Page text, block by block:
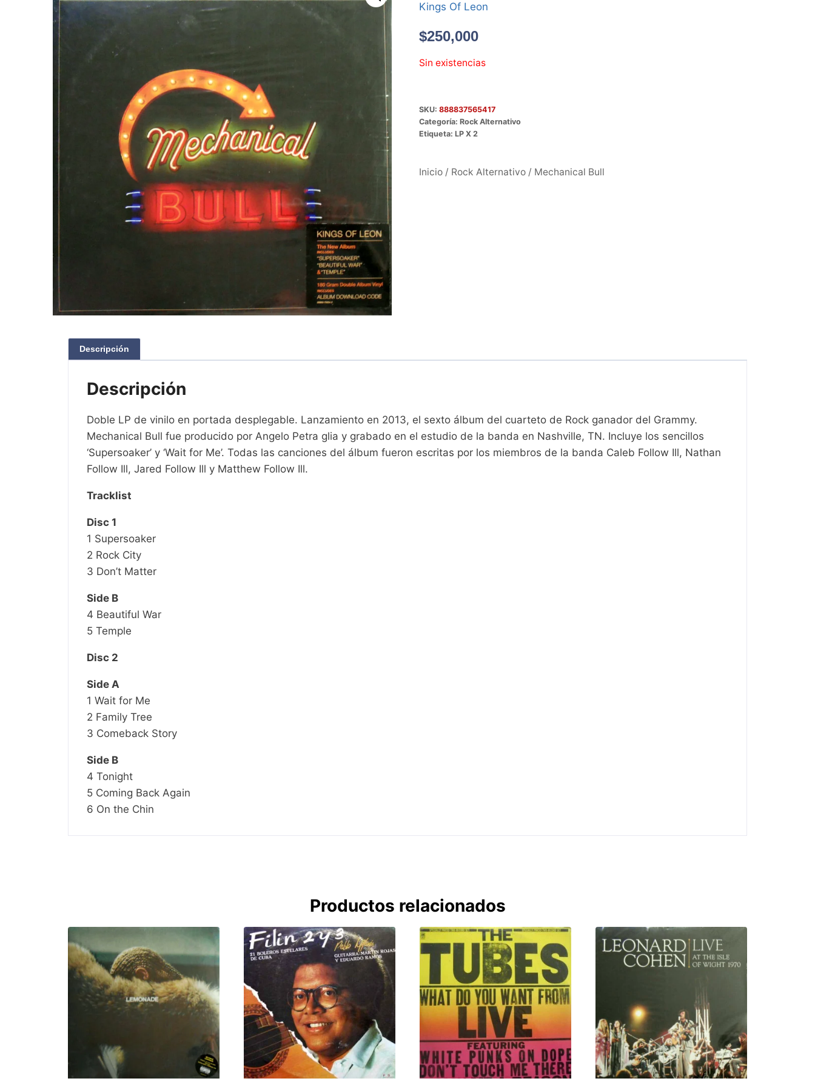
Kings Of Leon
$250,000
Sin existencias
SKU: 888837565417
Categoría: Rock Alternativo
Etiqueta: LP X 2
Inicio/ Rock Alternativo/ Mechanical Bull
Descripción
Descripción
Doble LP de vinilo en portada desplegable. Lanzamiento en 2013, el sexto álbum del cuarteto de Rock ganador del Grammy.
Mechanical Bull fue producido por Angelo Petra glia y grabado en el estudio de la banda en Nashville, TN. Incluye los sencillos
‘Supersoaker’ y ‘Wait for Me’. Todas las canciones del álbum fueron escritas por los miembros de la banda Caleb Follow Ill, Nathan
Follow Ill, Jared Follow Ill y Matthew Follow Ill.
Tracklist
Disc 1
1 Supersoaker
2 Rock City
3 Don’t Matter
Side B
4 Beautiful War
5 Temple
Disc 2
Side A
1 Wait for Me
2 Family Tree
3 Comeback Story
Side B
4 Tonight
5 Coming Back Again
6 On the Chin
Productos relacionados